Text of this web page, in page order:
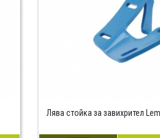
Лява стойка за завихрител